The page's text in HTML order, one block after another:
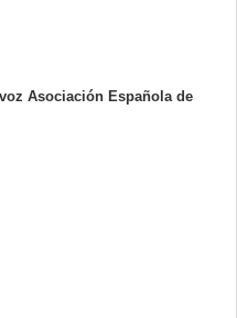
Asociación Española de